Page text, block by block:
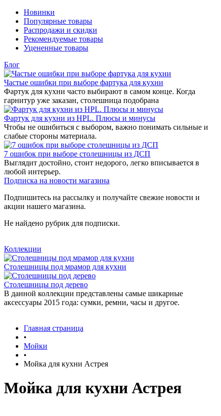
Новинки
Популярные товары
Распродажи и скидки
Рекомендуемые товары
Уцененные товары
Блог
Частые ошибки при выборе фартука для кухни
Фартук для кухни часто выбирают в самом конце. Когда
гарнитур уже заказан, столешница подобрана
Фартук для кухни из HPL. Плюсы и минусы
Чтобы не ошибиться с выбором, важно понимать сильные и
слабые стороны материала.
7 ошибок при выборе столешницы из ДСП
Выглядит достойно, стоит недорого, легко вписывается в
любой интерьер.
Подписка на новости магазина
Подпишитесь на рассылку и получайте свежие новости и
акции нашего магазина.
Не найдено рубрик для подписки.
Коллекции
Столешницы под мрамор для кухни
Столешницы под дерево
В данной коллекции представлены самые шикарные
аксессуары 2015 года: сумки, ремни, часы и другое.
Главная страница
•
Мойки
•
Мойка для кухни Астрея
Мойка для кухни Астрея